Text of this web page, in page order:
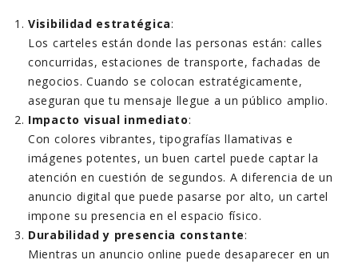
Visibilidad estratégica:
Los carteles están donde las personas están: calles
concurridas, estaciones de transporte, fachadas de
negocios. Cuando se colocan estratégicamente,
aseguran que tu mensaje llegue a un público amplio.
Impacto visual inmediato:
Con colores vibrantes, tipografías llamativas e
imágenes potentes, un buen cartel puede captar la
atención en cuestión de segundos. A diferencia de un
anuncio digital que puede pasarse por alto, un cartel
impone su presencia en el espacio físico.
Durabilidad y presencia constante:
Mientras un anuncio online puede desaparecer en un